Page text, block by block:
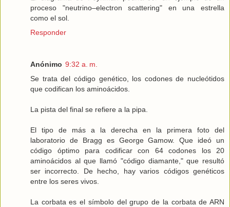
proceso "neutrino–electron scattering" en una estrella
como el sol.
Responder
Anónimo 9:32 a. m.
Se trata del código genético, los codones de nucleótidos
que codifican los aminoácidos.
La pista del final se refiere a la pipa.
El tipo de más a la derecha en la primera foto del
laboratorio de Bragg es George Gamow. Que ideó un
código óptimo para codificar con 64 codones los 20
aminoácidos al que llamó "código diamante," que resultó
ser incorrecto. De hecho, hay varios códigos genéticos
entre los seres vivos.
La corbata es el símbolo del grupo de la corbata de ARN